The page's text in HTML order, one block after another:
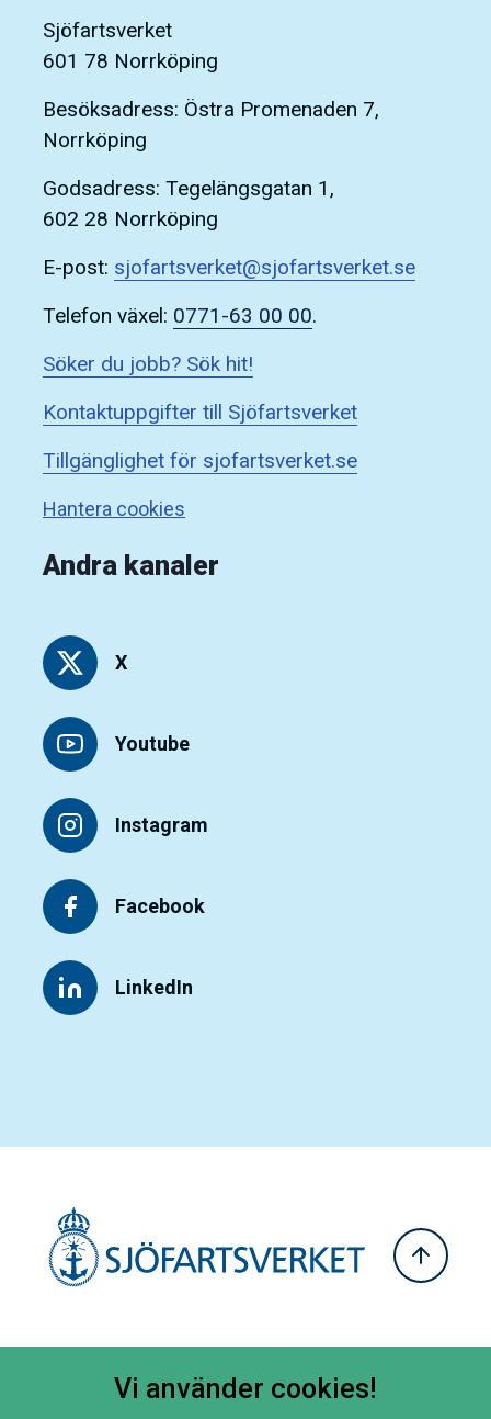
Sjöfartsverket
601 78 Norrköping
Besöksadress: Östra Promenaden 7,
Norrköping
Godsadress: Tegelängsgatan 1,
602 28 Norrköping
E-post: sjofartsverket@sjofartsverket.se
Telefon växel: 0771-63 00 00.
Söker du jobb? Sök hit!
Kontaktuppgifter till Sjöfartsverket
Tillgänglighet för sjofartsverket.se
Hantera cookies
Andra kanaler
X
Youtube
Instagram
Facebook
LinkedIn
Vi använder cookies!